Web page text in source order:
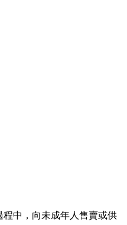
程中，向未成年人售賣或供